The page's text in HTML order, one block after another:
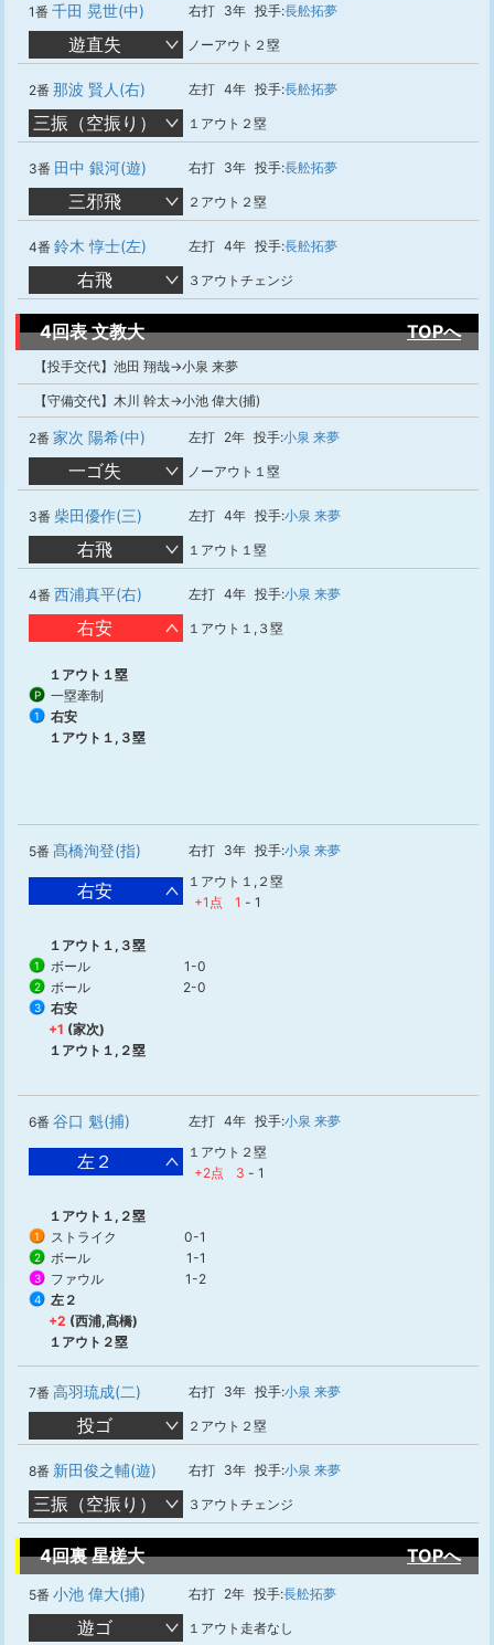
1番 千田 晃世(中) 右打 3年 投手:長舩拓夢
遊直失 ノーアウト２塁
2番 那波 賢人(右) 左打 4年 投手:長舩拓夢
三振（空振り） １アウト２塁
3番 田中 銀河(遊) 右打 3年 投手:長舩拓夢
三邪飛 ２アウト２塁
4番 鈴木 惇士(左) 左打 4年 投手:長舩拓夢
右飛 ３アウトチェンジ
4回表 文教大 TOPへ
【投手交代】池田 翔哉→小泉 来夢
【守備交代】木川 幹太→小池 偉大(捕)
2番 家次 陽希(中) 左打 2年 投手:小泉 来夢
一ゴ失 ノーアウト１塁
3番 柴田優作(三) 左打 4年 投手:小泉 来夢
右飛 １アウト１塁
4番 西浦真平(右) 左打 4年 投手:小泉 来夢
右安 １アウト１,３塁
１アウト１塁
P 一塁牽制
1
右安
１アウト１,３塁
5番 髙橋洵登(指) 右打 3年 投手:小泉 来夢
右安
１アウト１,２塁
+1点
1 - 1
１アウト１,３塁
1 ボール 1-0
2 ボール 2-0
3
右安
+1 (家次)
１アウト１,２塁
6番 谷口 魁(捕) 左打 4年 投手:小泉 来夢
左２
１アウト２塁
+2点
3 - 1
１アウト１,２塁
1 ストライク 0-1
2 ボール 1-1
3 ファウル 1-2
4
左２
+2 (西浦,髙橋)
１アウト２塁
7番 高羽琉成(二) 右打 3年 投手:小泉 来夢
投ゴ ２アウト２塁
8番 新田俊之輔(遊) 右打 3年 投手:小泉 来夢
三振（空振り） ３アウトチェンジ
4回裏 星槎大 TOPへ
5番 小池 偉大(捕) 右打 2年 投手:長舩拓夢
遊ゴ １アウト走者なし